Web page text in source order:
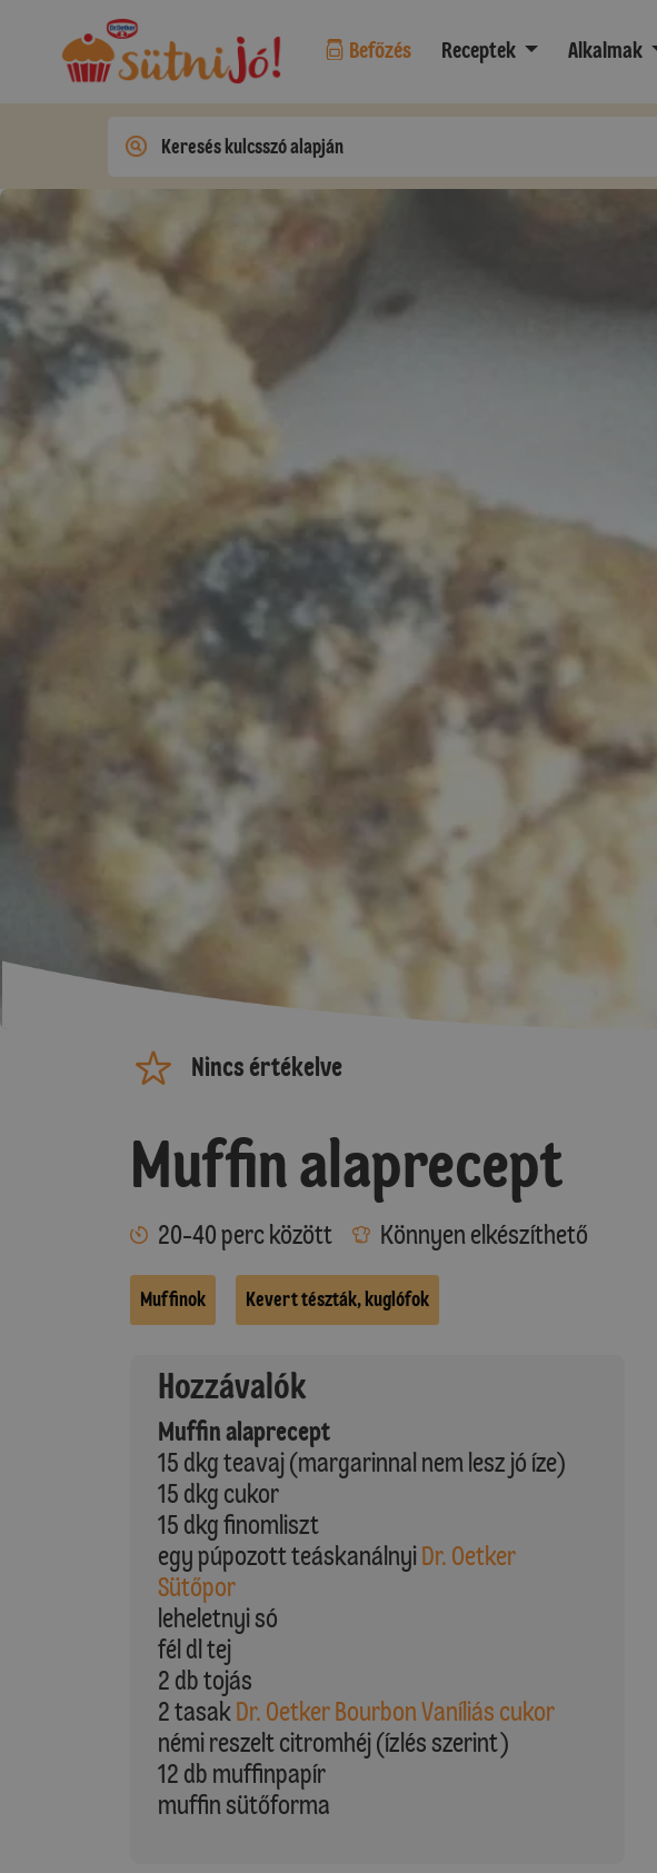
Befőzés Receptek Alkalmak
Nincs értékelve
Muffin alaprecept
20-40 perc között Könnyen elkészíthető
Muffinok Kevert tészták, kuglófok
Hozzávalók
Muffin alaprecept
15 dkg teavaj (margarinnal nem lesz jó íze)
15 dkg cukor
15 dkg finomliszt
egy púpozott teáskanálnyiDr. Oetker
Sütőpor
leheletnyi só
fél dl tej
2 db tojás
2 tasakDr. Oetker Bourbon Vaníliás cukor
némi reszelt citromhéj (ízlés szerint)
12 db muffinpapír
muffin sütőforma